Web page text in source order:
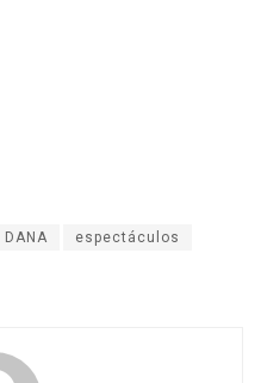
DANA espectáculos